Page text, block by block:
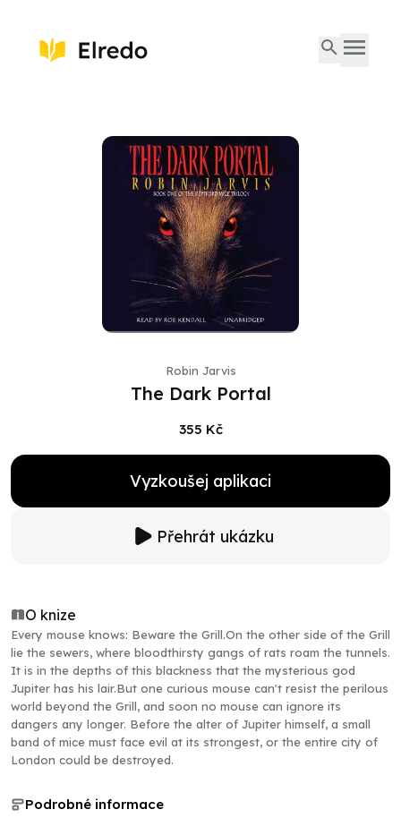
Robin Jarvis
The Dark Portal
355 Kč
Vyzkoušej aplikaci
Přehrát ukázku
O knize
Every mouse knows: Beware the Grill.On the other side of the Grill
lie the sewers, where bloodthirsty gangs of rats roam the tunnels.
It is in the depths of this blackness that the mysterious god
Jupiter has his lair.But one curious mouse can't resist the perilous
world beyond the Grill, and soon no mouse can ignore its
dangers any longer. Before the alter of Jupiter himself, a small
band of mice must face evil at its strongest, or the entire city of
London could be destroyed.
Podrobné informace